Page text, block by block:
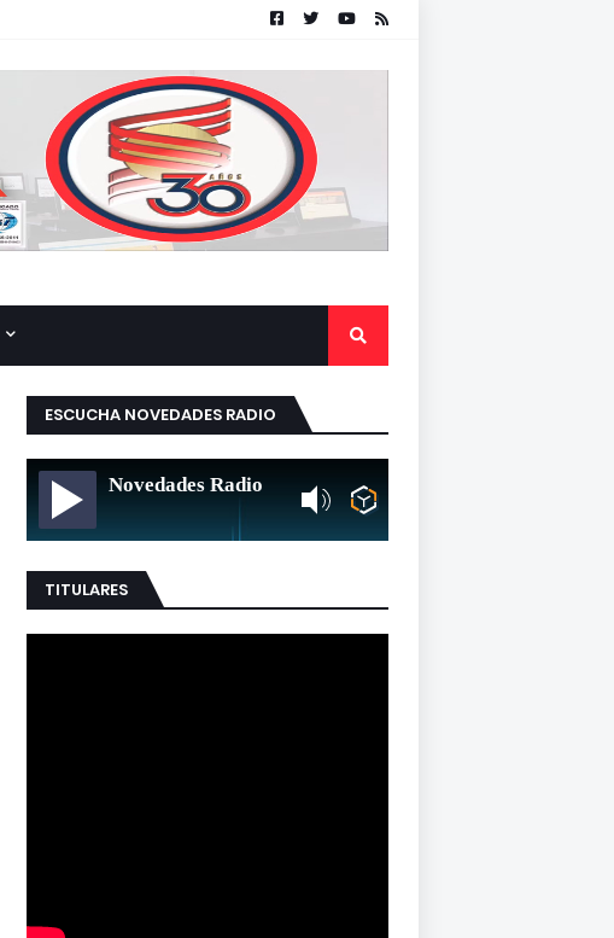
ESCUCHA NOVEDADES RADIO
Novedades Radio
TITULARES